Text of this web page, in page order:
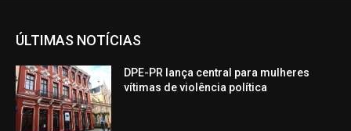
ÚLTIMAS NOTÍCIAS
DPE-PR lança central para mulheres
vítimas de violência política